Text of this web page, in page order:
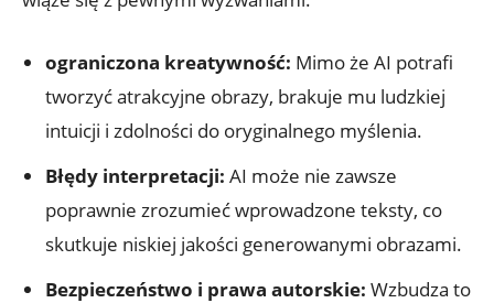
ograniczona kreatywność: Mimo że AI potrafi
tworzyć atrakcyjne obrazy, brakuje mu ludzkiej
intuicji i zdolności do oryginalnego myślenia.
Błędy interpretacji: AI może nie zawsze
poprawnie zrozumieć wprowadzone teksty, co
skutkuje niskiej jakości generowanymi obrazami.
Bezpieczeństwo i prawa autorskie: Wzbudza to